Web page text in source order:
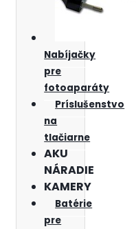
Nabíjačky
pre
fotoaparáty
Príslušenstvo
na
tlačiarne
AKU
NÁRADIE
KAMERY
Batérie
pre